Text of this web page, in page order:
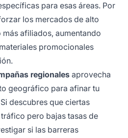
para esas áreas. Por
los mercados de alto
afiliados, aumentando
promocionales
regionales aprovecha
geográfico para afinar tu
descubres que ciertas
pero bajas tasas de
si las barreras